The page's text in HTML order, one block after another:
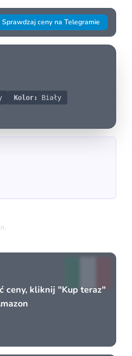
Sprawdzaj ceny na Telegramie
Kolor: Biały
ceny, kliknij "Kup teraz"